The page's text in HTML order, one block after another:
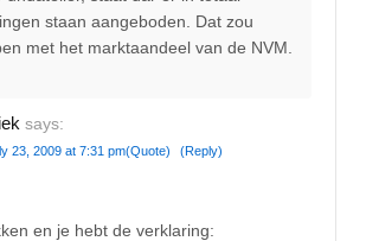
staan aangeboden. Dat zou
met het marktaandeel van de NVM.
says:
23, 2009 at 7:31 pm(Quote) (Reply)
en je hebt de verklaring: